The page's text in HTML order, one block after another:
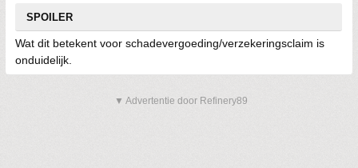
SPOILER
Wat dit betekent voor schadevergoeding/verzekeringsclaim is
onduidelijk.
▼ Advertentie door Refinery89